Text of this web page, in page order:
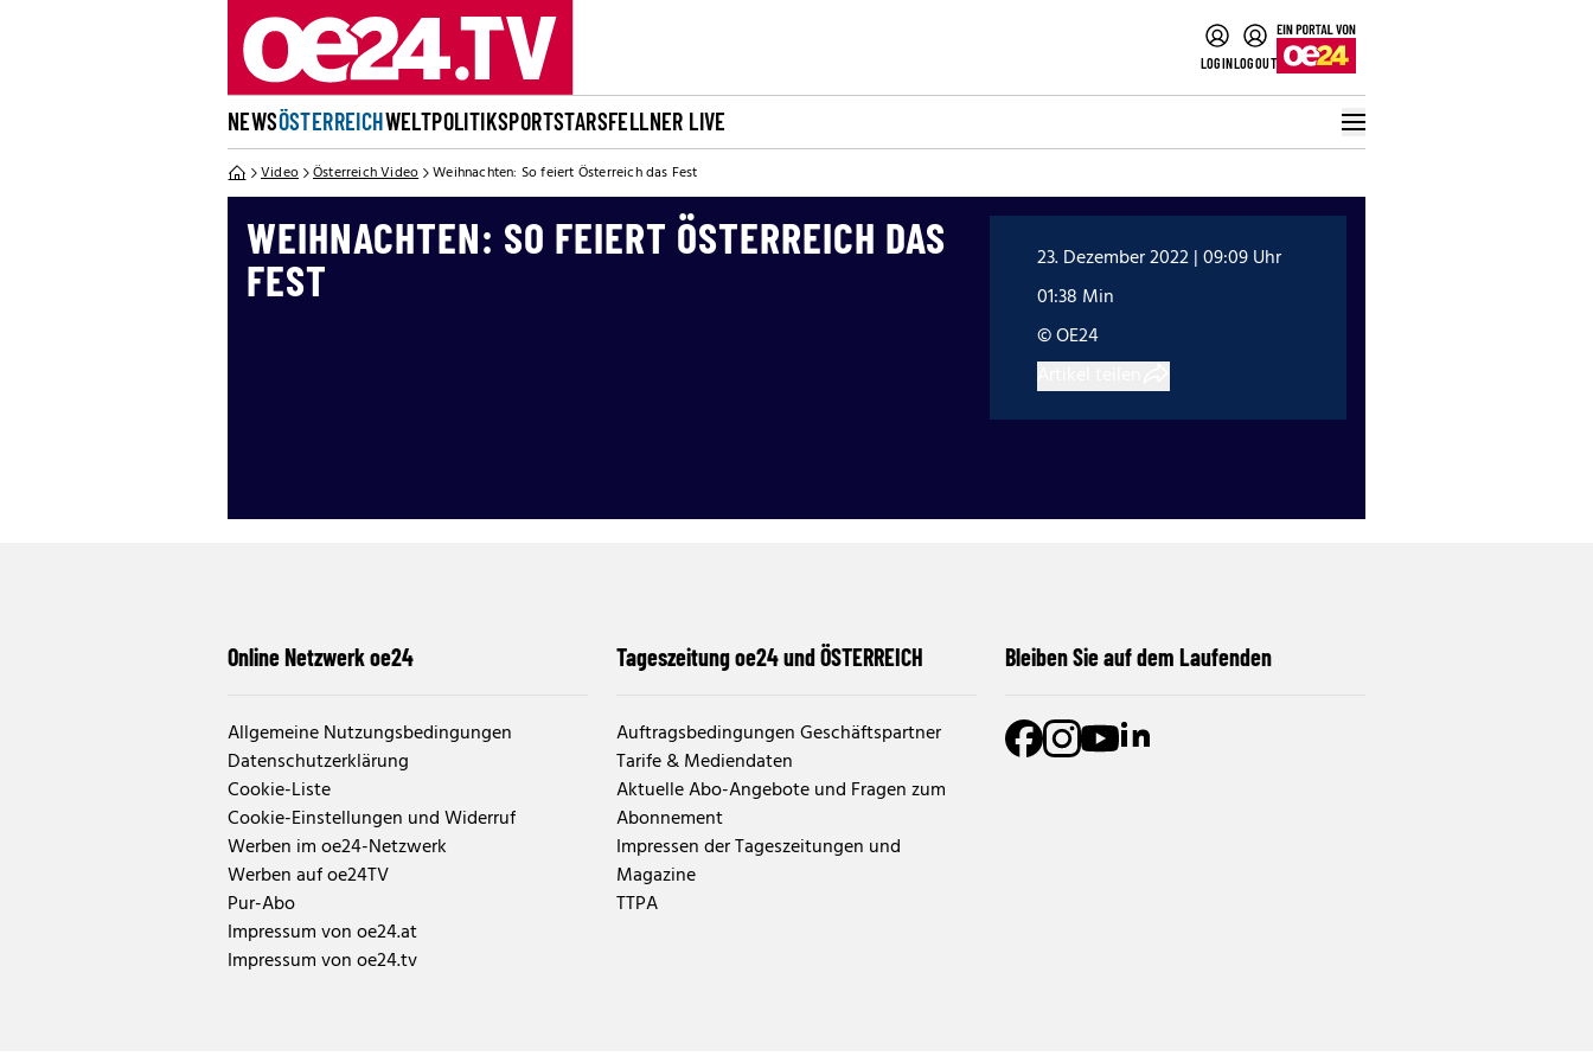
LOGINLOGOUT
NEWSÖSTERREICHWELTPOLITIKSPORTSTARSFELLNER LIVE
Video Österreich Video Weihnachten: So feiert Österreich das Fest
WEIHNACHTEN: SO FEIERT ÖSTERREICH DAS
FEST
23. Dezember 2022 | 09:09 Uhr
01:38 Min
© OE24
Online Netzwerk oe24
Allgemeine Nutzungsbedingungen
Datenschutzerklärung
Cookie-Liste
Cookie-Einstellungen und Widerruf
Werben im oe24-Netzwerk
Werben auf oe24TV
Pur-Abo
Impressum von oe24.at
Impressum von oe24.tv
Tageszeitung oe24 und ÖSTERREICH
Auftragsbedingungen Geschäftspartner
Tarife & Mediendaten
Aktuelle Abo-Angebote und Fragen zum
Abonnement
Impressen der Tageszeitungen und
Magazine
TTPA
Bleiben Sie auf dem Laufenden